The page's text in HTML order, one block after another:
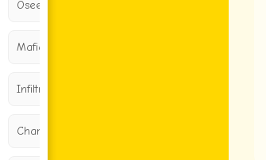
Osees
Mafia
Infiltré
Charades